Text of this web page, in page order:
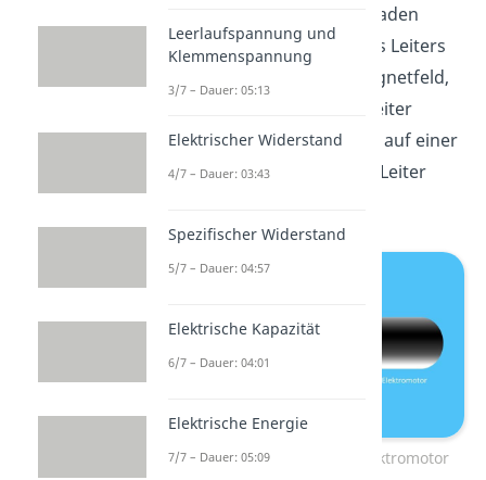
geraden
Leiter. An jedem Punkt des Leiters
erzeugt der Strom ein Magnetfeld,
das kreisförmig um den Leiter
verläuft. Das Feld ist dabei auf einer
Ebene, die senkrecht zum Leiter
Rechte Hand Regel und Elektromotor
Leerlaufspannung und
Klemmenspannung
3/7 – Dauer: 05:13
Elektrischer Widerstand
4/7 – Dauer: 03:43
Spezifischer Widerstand
5/7 – Dauer: 04:57
Elektrische Kapazität
6/7 – Dauer: 04:01
Elektrische Energie
7/7 – Dauer: 05:09